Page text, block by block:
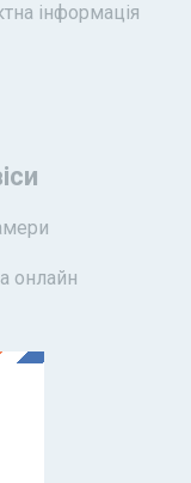
інформація
онлайн